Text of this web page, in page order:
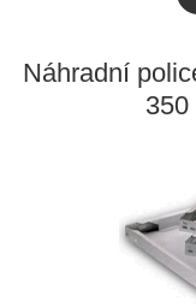
Náhradní
350